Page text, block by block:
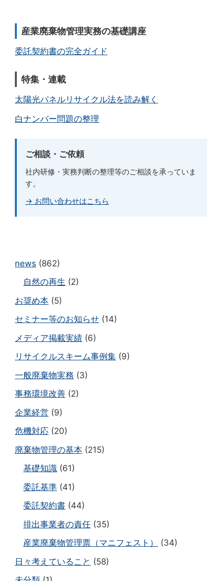
産業廃棄物管理実務の基礎講座
委託契約書の完全ガイド
特集・連載
太陽光パネルリサイクル法を読み解く
白ナンバー問題の整理
ご相談・ご依頼
社内研修・実務判断の整理等のご相談を承っていま
す。
→ お問い合わせはこちら
news (862)
自然の再生 (2)
お奨め本 (5)
セミナー等のお知らせ (14)
メディア掲載実績 (6)
リサイクルスキーム事例集 (9)
一般廃棄物実務 (3)
事務環境改善 (2)
企業経営 (9)
危機対応 (20)
廃棄物管理の基本 (215)
基礎知識 (61)
委託基準 (41)
委託契約書 (44)
排出事業者の責任 (35)
産業廃棄物管理票（マニフェスト）
(34)
日々考えていること (58)